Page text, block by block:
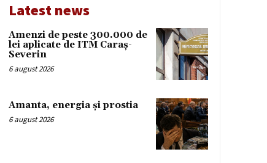
Latest news
Amenzi de peste 300.000 de
lei aplicate de ITM Caraș-
Severin
6 august 2026
Amanta, energia și prostia
6 august 2026